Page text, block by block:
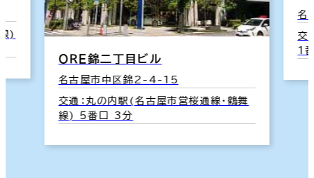
北海道 東北
関東 東京都下
神奈川 東海
)
ＯＲＥ錦二丁目ビル
名古屋市中区錦2-4-15
交通：丸の内駅(名古屋市営桜通線･鶴舞
線) 5番口 3分
名
交
1